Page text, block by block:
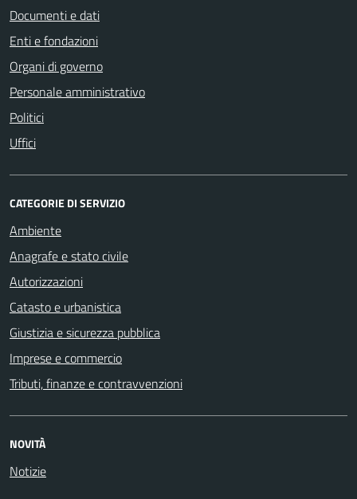
Documenti e dati
Enti e fondazioni
Organi di governo
Personale amministrativo
Politici
Uffici
CATEGORIE DI SERVIZIO
Ambiente
Anagrafe e stato civile
Autorizzazioni
Catasto e urbanistica
Giustizia e sicurezza pubblica
Imprese e commercio
Tributi, finanze e contravvenzioni
NOVITÀ
Notizie